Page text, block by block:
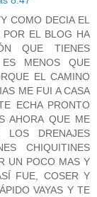
COMO DECIA EL
POR EL BLOG HA
QUE TIENES
MENOS QUE
EL CAMINO
ME FUI A CASA
ECHA PRONTO
AHORA QUE ME
DRENAJES
CHIQUITINES
UN POCO MAS Y
FUE, COSER Y
VAYAS Y TE